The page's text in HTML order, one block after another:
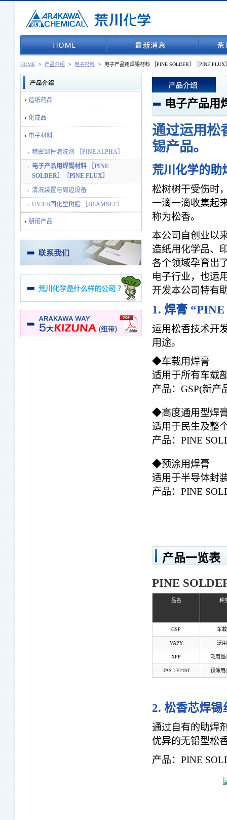
HOME > 产品介绍 > 电子材料 > 电子产品用焊锡材料 ［PINE SOLDER］［PINE FLUX
电子产品用
通过运用松
锡产品。
荒川化学的助
松树树干受伤时
一滴一滴收集起
称为松香。
本公司自创业以
造纸用化学品、
各个领域孕育出
电子行业，也运
开发本公司特有
1. 焊膏
运用松香技术开
用途。
◆车载用焊膏
适用于所有车载
产品：GSP(新产
◆高度通用型焊
适用于民生及整
产品：PINE
◆预涂用焊膏
适用于半导体封
产品：PINE
产品一览表
PINE
品名 种
GSP 车
VAPY 泛
XFP 泛用品
TAS LF219T 预涂用
2. 松香芯焊锡
通过自有的助焊
优异的无铅型松
产品：PINE
造纸药品
化成品
电子材料
精密部件清洗剂 ［PINE ALPHA］
电子产品用焊锡材料 ［PINE
SOLDER］［PINE FLUX］
清洗装置与周边设备
UV/EB固化型树脂 ［BEAMSET］
朋诺产品